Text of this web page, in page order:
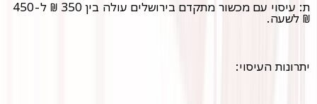
ת: עיסוי עם מכשור מתקדם בירושלים עולה בין 350 ₪ ל-450
₪ לשעה.
יתרונות העיסוי: